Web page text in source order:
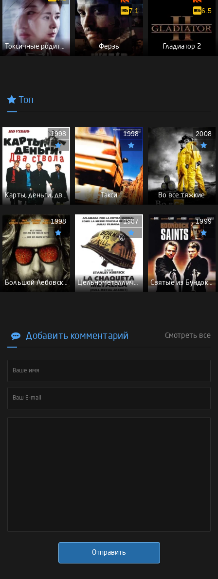
Токсичные родители Ферзь
7.1
Гладиатор 2
6.5
Топ
Карты, деньги, два ствола - (Перевод Гоблина)
1998
Такси
1998
Во все тяжкие
2008
Большой Лебовски - (Перевод Гоблина)
1998
Цельнометаллическая оболочка - (Перевод Гоблина)
1987
Святые из Бундока \ Святые из трущоб - (Перевод Гоблина)
1999
Добавить комментарий Смотреть все
Отправить